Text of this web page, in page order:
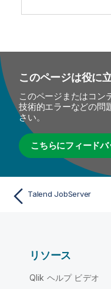
このページは役に
このページまたはコン
技術的エラーなどの問
さい。
こちらにフィード
Talend JobServer
リソース
Qlik ヘルプ ビデオ